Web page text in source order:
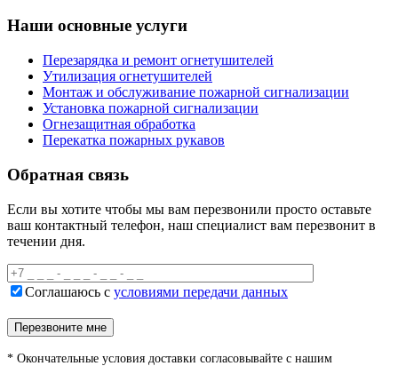
Наши основные услуги
Перезарядка и ремонт огнетушителей
Утилизация огнетушителей
Монтаж и обслуживание пожарной сигнализации
Установка пожарной сигнализации
Огнезащитная обработка
Перекатка пожарных рукавов
Обратная связь
Если вы хотите чтобы мы вам перезвонили просто оставьте
ваш контактный телефон, наш специалист вам перезвонит в
течении дня.
Соглашаюсь с условиями передачи данных
* Окончательные условия доставки согласовывайте с нашим